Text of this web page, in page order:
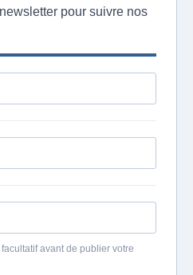
pour suivre nos
avant de publier votre